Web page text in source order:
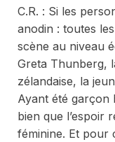
C.R. : Si les
anodin : toutes
scène au niveau
Greta Thunberg,
zélandaise, la
Ayant été garçon
bien que l’espoir
féminine. Et pour